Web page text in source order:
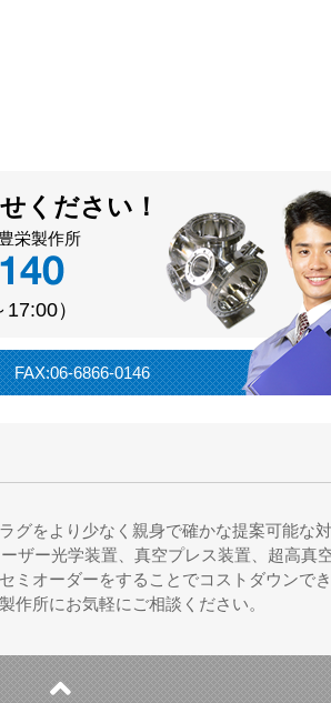
ください！
栄製作所
）
6866-0146
をより少なく親身で確かな提案可能な
ー光学装置、真空プレス装置、超高真
オーダーをすることでコストダウンで
作所にお気軽にご相談ください。